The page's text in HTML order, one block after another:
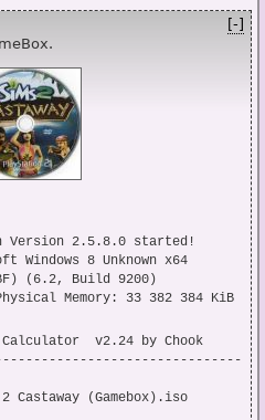
[-]
Version 2.5.8.0 started!
Windows 8 Unknown x64
(6.2, Build 9200)
Memory: 33 382 384 KiB
Secure's SPTD driver can have a
for SCSI / ATAPI devices...
Castaway (Gamebox).iso